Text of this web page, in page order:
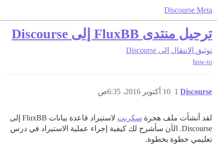
Discourse Meta
ترحيل منتدى FluxBB إلى Discourse
توثيق الانتقال إلى Discourse
how-to
Discourse 10 أكتوبر 2016، 6:35ص 1
لقد أنشأت ملف هجرة سكربت
لاستيراد قاعدة بيانات FluxBB إلى
Discourse. الآن سأشرح لك كيفية إجراء عملية الاستيراد في درس
تعليمي خطوة بخطوة.